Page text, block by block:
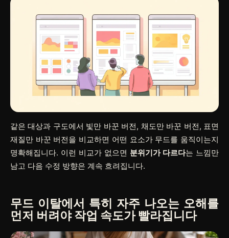
같은 대상과 구도에서 빛만 바꾼 버전, 채도만 바꾼 버전, 표면
재질만 바꾼 버전을 비교하면 어떤 요소가 무드를 움직이는지
명확해집니다. 이런 비교가 없으면 분위기가 다르다는 느낌만
남고 다음 수정 방향은 계속 흐려집니다.
무드 이탈에서 특히 자주 나오는 오해를
먼저 버려야 작업 속도가 빨라집니다